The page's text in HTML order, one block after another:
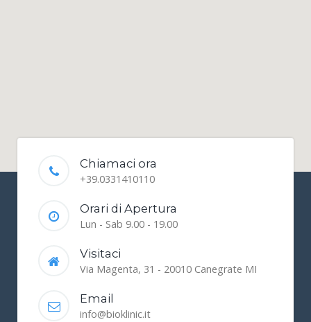
Chiamaci ora
+39.0331410110
Orari di Apertura
Lun - Sab 9.00 - 19.00
Visitaci
Via Magenta, 31 - 20010 Canegrate MI
Email
info@bioklinic.it